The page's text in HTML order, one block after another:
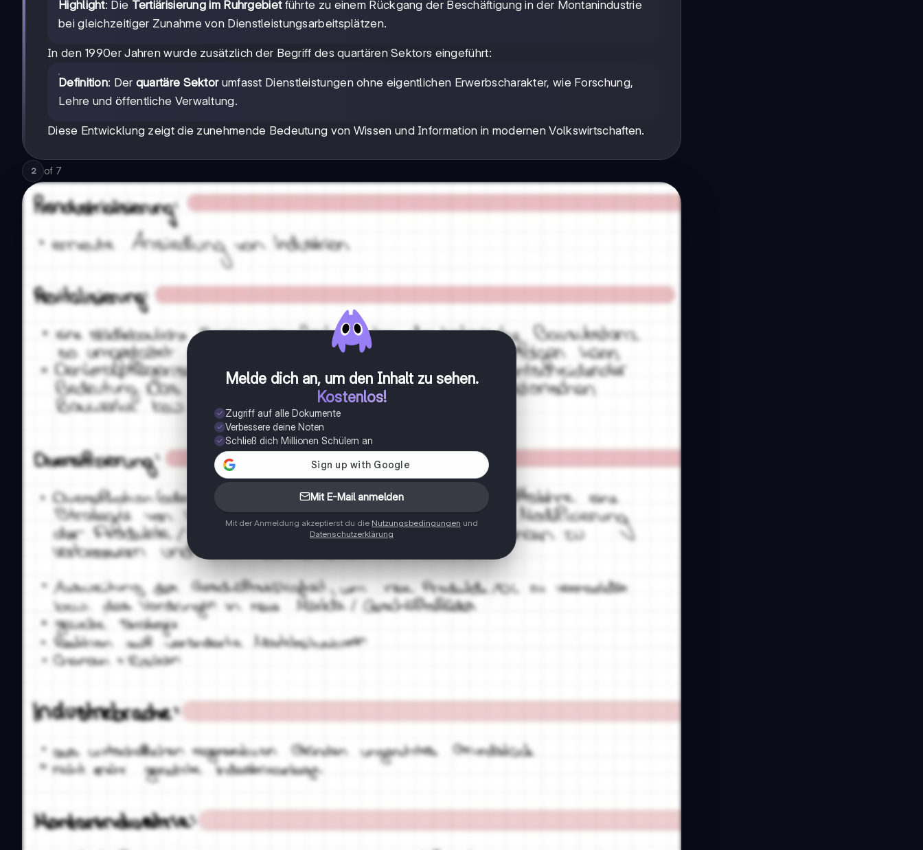
Highlight: Die Tertiärisierung im Ruhrgebietführte zu einem Rückgang der Beschäftigung in der Montanindustrie
bei gleichzeitiger Zunahme von Dienstleistungsarbeitsplätzen.
In den 1990er Jahren wurde zusätzlich der Begriff des quartären Sektors eingeführt:
Definition: Der quartäre Sektorumfasst Dienstleistungen ohne eigentlichen Erwerbscharakter, wie Forschung,
Lehre und öffentliche Verwaltung.
Diese Entwicklung zeigt die zunehmende Bedeutung von Wissen und Information in modernen Volkswirtschaften.
2 of 7
Melde dich an, um den Inhalt zu sehen.
Kostenlos!
Zugriff auf alle Dokumente
Verbessere deine Noten
Schließ dich Millionen Schülern an
Mit E-Mail anmelden
Mit der Anmeldung akzeptierst du die Nutzungsbedingungen und
Datenschutzerklärung